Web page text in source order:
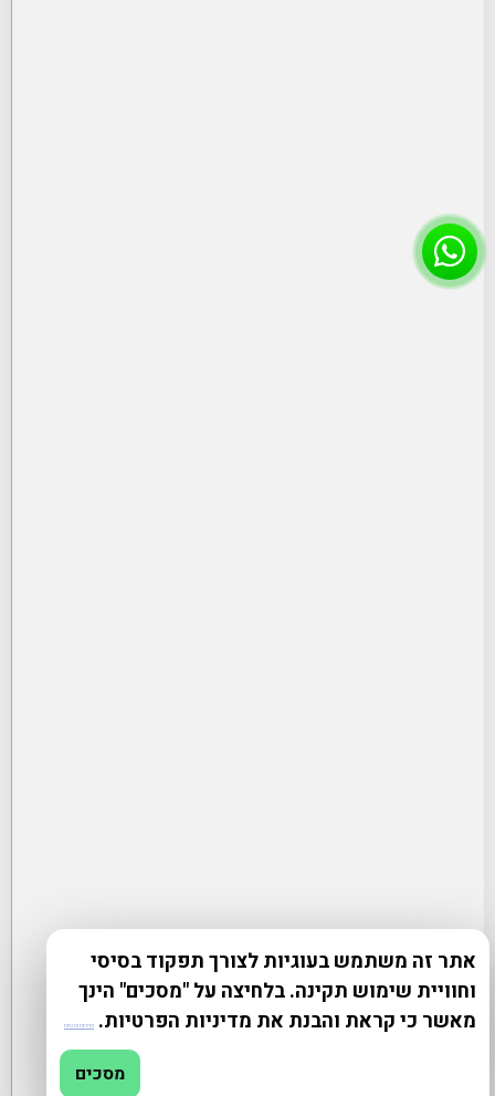
אתר זה משתמש בעוגיות לצורך תפקוד בסיסי
וחוויית שימוש תקינה. בלחיצה על "מסכים" הינך
מאשר כי קראת והבנת את מדיניות הפרטיות. מדיניות פרטיות
מסכים